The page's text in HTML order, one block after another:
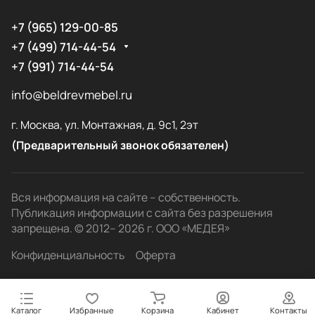
+7 (965) 129-00-85
+7 (499) 714-44-54
+7 (991) 714-44-54
info@beldrevmebel.ru
г. Москва, ул. Монтажная, д. 9с1, 2эт
(Предварительный звонок обязателен)
Вся информация на сайте – собственность.
Публикация информации с сайта без разрешения
запрещена. © 2012– 2026 г. ООО «МЕДЕЯ»
Конфиденциальность
Оферта
Каталог Избранные Корзина Кабинет Контакты